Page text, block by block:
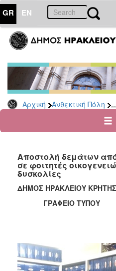
GR EN
Αρχική Ανθεκτική Πόλη ...
ΑΝΘΕΚΤΙΚΗ
ΠΟΛΗ
Κοινωνική
Πολιτική
Νέα
Ανακοινώσεις
για
Οικονομική
Αδυναμία
&
Καταστροφές
Φροντίδας
(Κ.Α.Π.Η.)
Κέντρα
Αποστολή δεμάτων
σε φοιτητές
δυσκολίες
ΔΗΜΟΣ ΗΡΑΚΛΕΙΟΥ ΚΡΗΤΗΣ
ΓΡΑΦΕΙΟ ΤΥΠΟΥ